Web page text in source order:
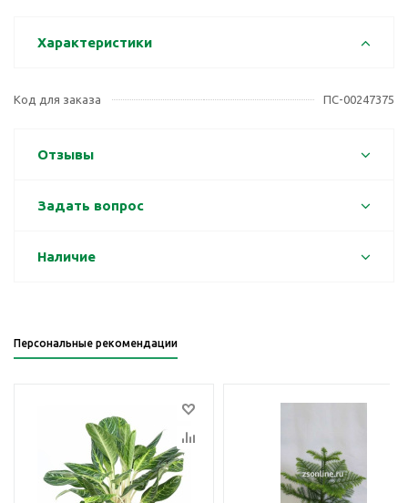
Характеристики
Код для заказа ПС-00247375
Отзывы
Задать вопрос
Наличие
Персональные рекомендации